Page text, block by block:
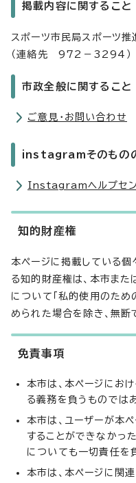
掲載内容に関すること
スポーツ市民局スポーツ
（連絡先 972－3294）
市政全般に関すること
ご意見・お問い合わせ
instagramそのもの
Instagramヘルプセ
知的財産権
本ページに掲載している
る知的財産権は、本市また
について「私的使用のため
められた場合を除き、無断
免責事項
本市は、本ページにお
る義務を負うものでは
本市は、ユーザーが本
することができなかっ
についても一切責任を
本市は、本ページに関